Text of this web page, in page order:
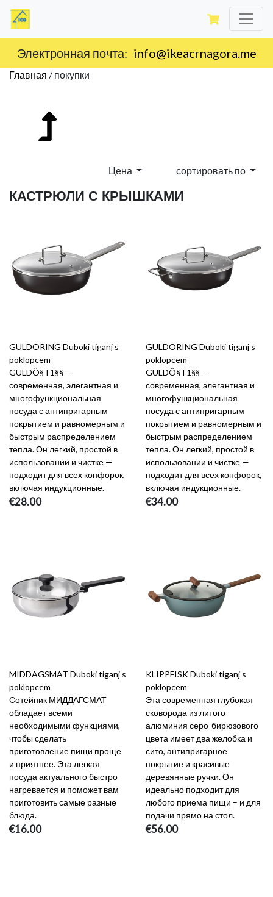
Электронная почта: info@ikeacrnagora.me
Главная / покупки
Цена сортировать по
КАСТРЮЛИ С КРЫШКАМИ
GULDÖRING Duboki tiganj s
poklopcem
GULDÖ§T1§§ —
современная, элегантная и
многофункциональная
посуда с антипригарным
покрытием и равномерным и
быстрым распределением
тепла. Он легкий, простой в
использовании и чистке —
подходит для всех конфорок,
включая индукционные.
€28.00
GULDÖRING Duboki tiganj s
poklopcem
GULDÖ§T1§§ —
современная, элегантная и
многофункциональная
посуда с антипригарным
покрытием и равномерным и
быстрым распределением
тепла. Он легкий, простой в
использовании и чистке —
подходит для всех конфорок,
включая индукционные.
€34.00
MIDDAGSMAT Duboki tiganj s
poklopcem
Сотейник МИДДАГСМАТ
обладает всеми
необходимыми функциями,
чтобы сделать
приготовление пищи проще
и приятнее. Эта легкая
посуда актуального быстро
нагревается и поможет вам
приготовить самые разные
блюда.
€16.00
KLIPPFISK Duboki tiganj s
poklopcem
Эта современная глубокая
сковорода из литого
алюминия серо-бирюзового
цвета имеет два желобка и
сито, антипригарное
покрытие и красивые
деревянные ручки. Он
идеально подходит для
любого приема пищи – и для
подачи прямо на стол.
€56.00